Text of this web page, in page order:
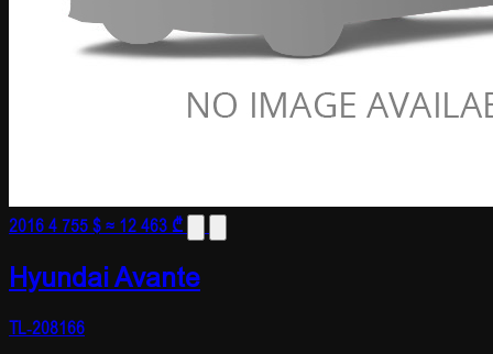
20164 755 $≈ 12 463 ₾
Hyundai Avante
TL-208166